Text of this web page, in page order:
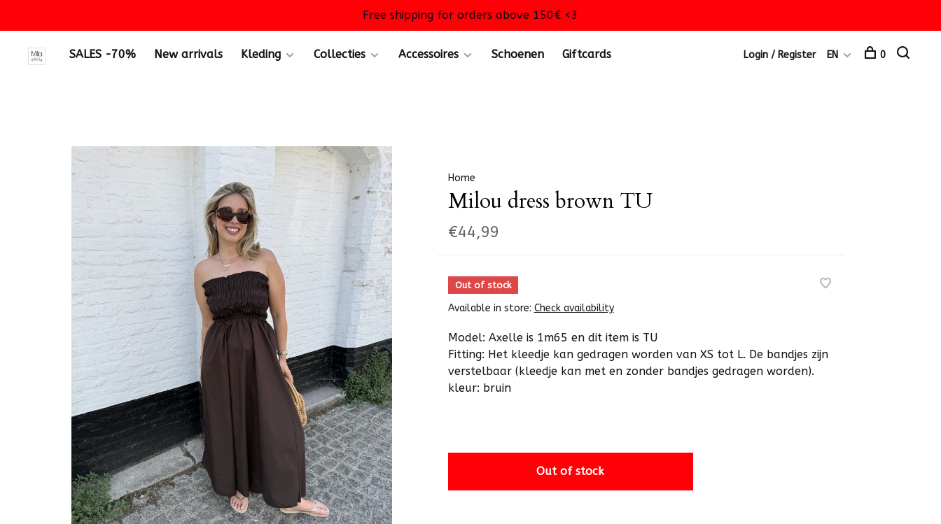
Free shipping for orders above 150€ <3
SALES -70% New arrivals Kleding Collecties Accessoires Schoenen Giftcards Login / Register EN 0
Home
Milou dress brown TU
€44,99
Out of stock
Available in store: Check availability
Model: Axelle is 1m65 en dit item is TU
Fitting: Het kleedje kan gedragen worden van XS tot L. De bandjes zijn
verstelbaar (kleedje kan met en zonder bandjes gedragen worden).
kleur: bruin
Out of stock